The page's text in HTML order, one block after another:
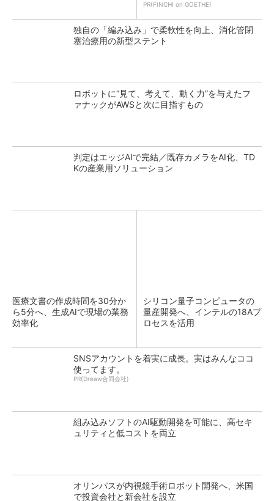
PR(FINCHI on GOETHE)
独自の「編み込み」で柔軟性を向上、消化管閉
塞治療用の新型ステント
ロボットに“見て、考えて、動く力”を与えたフ
ァナックがAWSと次に目指すもの
判定はエッジAIで完結／既存カメラをAI化、TD
Kの産業用ソリューション
医療文書の作成時間を30分か
ら5分へ、生成AIで現場の業務
効率化
シリコン量子コンピュータの
量産開発へ、インテルの18Aプ
ロセスを活用
SNSアカウントを着実に成長。実はみんなココ
使ってます。
PR(Dreaw合同会社)
組み込みソフトのAI駆動開発を可能に、高セキ
ュリティと低コストを両立
オリンパスが内視鏡手術ロボット開発へ、米国
で投資会社と新会社を設立